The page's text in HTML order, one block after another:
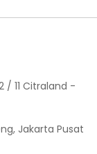
/ 11 Citraland -
Jakarta Pusat